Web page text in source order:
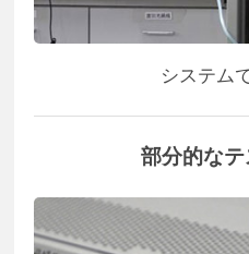
システム
部分的な